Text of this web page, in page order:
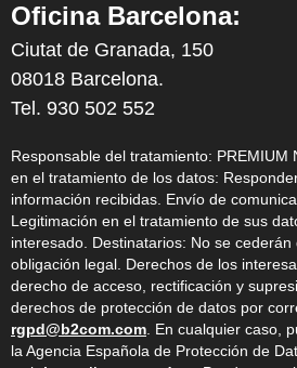
Oficina Barcelona:
Ciutat de Granada, 150
08018 Barcelona.
Tel. 930 502 552
Responsable del tratamiento: PREMIUM
en el tratamiento de los datos:
información recibidas. Envío de
Legitimación en el tratamiento de sus
interesado. Destinatarios: No se
obligación legal. Derechos de los
derecho de acceso, rectificación y
derechos de protección de datos por
rgpd@b2com.com . En cualquier caso,
la Agencia Española de Protección de